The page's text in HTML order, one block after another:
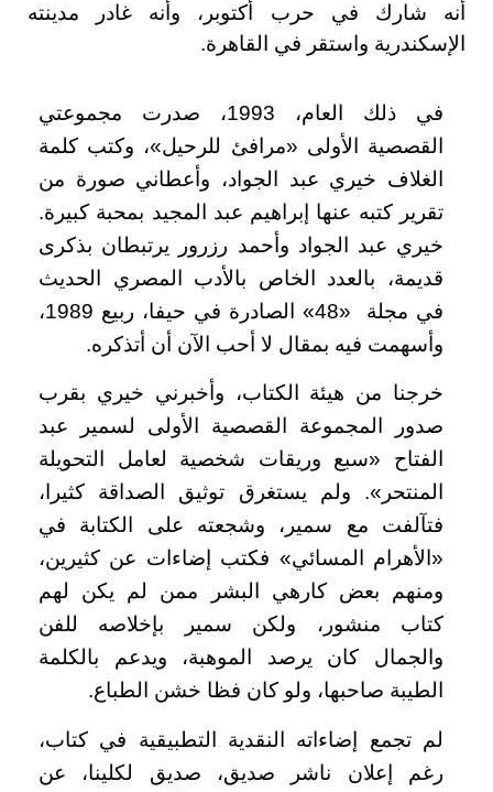
أنه شارك في حرب أكتوبر، وأنه غادر مدينته
الإسكندرية واستقر في القاهرة.
في ذلك العام، 1993، صدرت مجموعتي
القصصية الأولى «مرافئ للرحيل»، وكتب كلمة
الغلاف خيري عبد الجواد، وأعطاني صورة من
تقرير كتبه عنها إبراهيم عبد المجيد بمحبة كبيرة.
خيري عبد الجواد وأحمد رزرور يرتبطان بذكرى
قديمة، بالعدد الخاص بالأدب المصري الحديث
في مجلة «48» الصادرة في حيفا، ربيع 1989،
وأسهمت فيه بمقال لا أحب الآن أن أتذكره.
خرجنا من هيئة الكتاب، وأخبرني خيري بقرب
صدور المجموعة القصصية الأولى لسمير عبد
الفتاح «سبع وريقات شخصية لعامل التحويلة
المنتحر». ولم يستغرق توثيق الصداقة كثيرا،
فتآلفت مع سمير، وشجعته على الكتابة في
«الأهرام المسائي» فكتب إضاءات عن كثيرين،
ومنهم بعض كارهي البشر ممن لم يكن لهم
كتاب منشور، ولكن سمير بإخلاصه للفن
والجمال كان يرصد الموهبة، ويدعم بالكلمة
الطيبة صاحبها، ولو كان فظا خشن الطباع.
لم تجمع إضاءاته النقدية التطبيقية في كتاب،
رغم إعلان ناشر صديق، صديق لكلينا، عن